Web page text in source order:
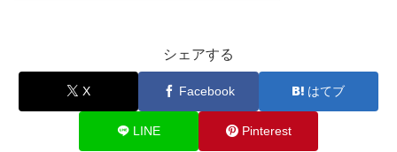
シェアする
X Facebook はてブ
LINE Pinterest